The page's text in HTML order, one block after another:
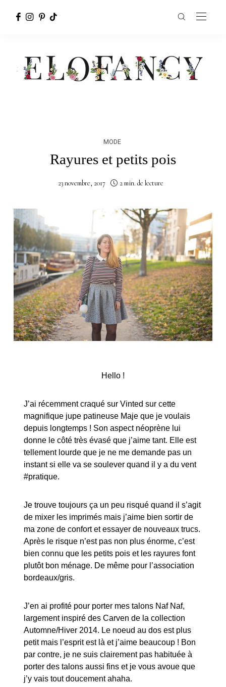
MODE
Rayures et petits pois
23 novembre, 2017 2 min. de lecture
Hello !
J’ai récemment craqué sur Vinted sur cette
magnifique jupe patineuse Maje que je voulais
depuis longtemps ! Son aspect néoprène lui
donne le côté très évasé que j’aime tant. Elle est
tellement lourde que je ne me demande pas un
instant si elle va se soulever quand il y a du vent
#pratique.
Je trouve toujours ça un peu risqué quand il s’agit
de mixer les imprimés mais j’aime bien sortir de
ma zone de confort et essayer de nouveaux trucs.
Après le risque n’est pas non plus énorme, c’est
bien connu que les petits pois et les rayures font
plutôt bon ménage. De même pour l’association
bordeaux/gris.
J’en ai profité pour porter mes talons Naf Naf,
largement inspiré des Carven de la collection
Automne/Hiver 2014. Le noeud au dos est plus
petit mais l’esprit est là et j’aime beaucoup ! Bon
par contre, je ne suis clairement pas habituée à
porter des talons aussi fins et je vous avoue que
j’y vais tout doucement ahaha.